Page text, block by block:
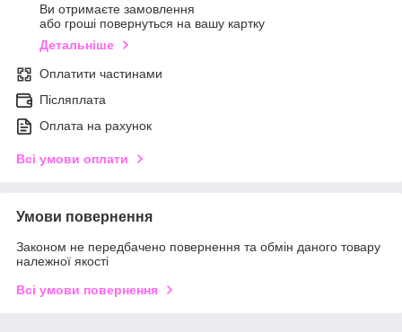
Ви отримаєте замовлення
або гроші повернуться на вашу картку
Детальніше
Оплатити частинами
Післяплата
Оплата на рахунок
Всі умови оплати
Умови повернення
Законом не передбачено повернення та обмін даного товару
належної якості
Всі умови повернення